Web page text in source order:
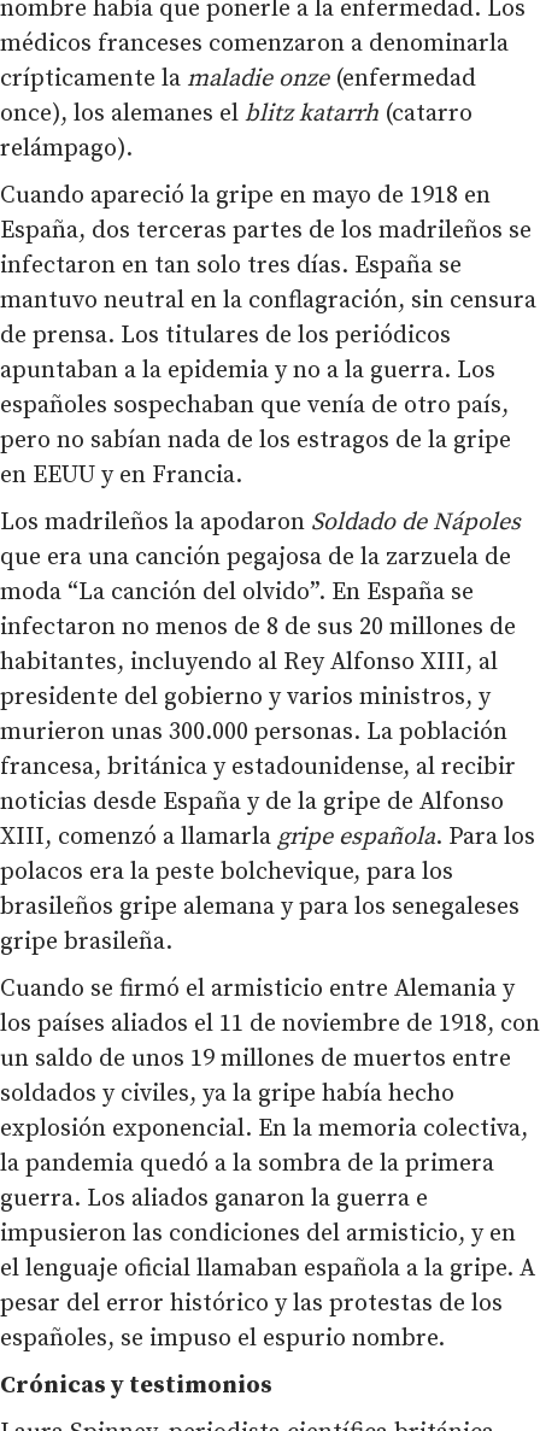
nombre había que ponerle a la enfermedad. Los
médicos franceses comenzaron a denominarla
crípticamente la maladie onze(enfermedad
once), los alemanes el blitz katarrh (catarro
relámpago).
Cuando apareció la gripe en mayo de 1918 en
España, dos terceras partes de los madrileños se
infectaron en tan solo tres días. España se
mantuvo neutral en la conflagración, sin censura
de prensa. Los titulares de los periódicos
apuntaban a la epidemia y no a la guerra. Los
españoles sospechaban que venía de otro país,
pero no sabían nada de los estragos de la gripe
en EEUU y en Francia.
Los madrileños la apodaron Soldado de Nápoles
que era una canción pegajosa de la zarzuela de
moda “La canción del olvido”. En España se
infectaron no menos de 8 de sus 20 millones de
habitantes, incluyendo al Rey Alfonso XIII, al
presidente del gobierno y varios ministros, y
murieron unas 300.000 personas. La población
francesa, británica y estadounidense, al recibir
noticias desde España y de la gripe de Alfonso
XIII, comenzó a llamarla gripe española. Para los
polacos era la peste bolchevique, para los
brasileños gripe alemana y para los senegaleses
gripe brasileña.
Cuando se firmó el armisticio entre Alemania y
los países aliados el 11 de noviembre de 1918, con
un saldo de unos 19 millones de muertos entre
soldados y civiles, ya la gripe había hecho
explosión exponencial. En la memoria colectiva,
la pandemia quedó a la sombra de la primera
guerra. Los aliados ganaron la guerra e
impusieron las condiciones del armisticio, y en
el lenguaje oficial llamaban española a la gripe. A
pesar del error histórico y las protestas de los
españoles, se impuso el espurio nombre.
Crónicas y testimonios